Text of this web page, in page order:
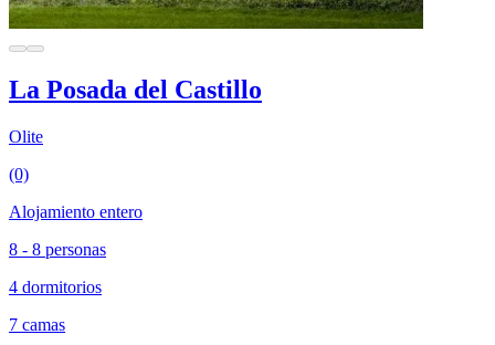
La Posada del Castillo
Olite
(0)
Alojamiento entero
8 - 8 personas
4 dormitorios
7 camas